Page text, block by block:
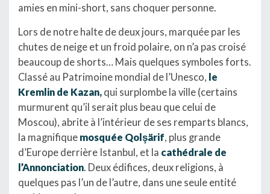
amies en mini-short, sans choquer personne.
Lors de notre halte de deux jours, marquée par les
chutes de neige et un froid polaire, on n’a pas croisé
beaucoup de shorts… Mais quelques symboles forts.
Classé au Patrimoine mondial de l’Unesco, le
Kremlin de Kazan, qui surplombe la ville (certains
murmurent qu’il serait plus beau que celui de
Moscou), abrite à l’intérieur de ses remparts blancs,
la magnifique mosquée Qolşärif, plus grande
d’Europe derrière Istanbul, et la cathédrale de
l’Annonciation. Deux édifices, deux religions, à
quelques pas l’un de l’autre, dans une seule entité